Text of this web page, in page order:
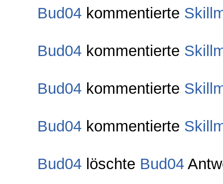
Bud04 kommentierte
Bud04 kommentierte
Bud04 kommentierte
Bud04 kommentierte
Bud04 löschte Bud04